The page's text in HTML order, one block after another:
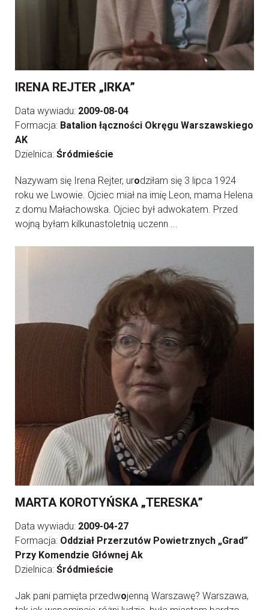
IRENA REJTER „IRKA”
Data wywiadu: 2009-08-04
Formacja: Batalion łączności Okręgu Warszawskiego
AK
Dzielnica: Śródmieście
Nazywam się Irena Rejter, urodziłam się 3 lipca 1924
roku we Lwowie. Ojciec miał na imię Leon, mama Helena
z domu Małachowska. Ojciec był adwokatem. Przed
wojną byłam kilkunastoletnią uczenn ...
MARTA KOROTYŃSKA „TERESKA”
Data wywiadu: 2009-04-27
Formacja: Oddział Przerzutów Powietrznych „Grad”
Przy Komendzie Głównej Ak
Dzielnica: Śródmieście
Jak pani pamięta przedwojenną Warszawę? Warszawa,